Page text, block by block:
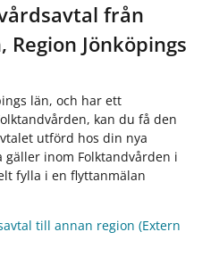
från
Jönköpings
län, och har ett
kan du få den
utförd hos din nya
inom Folktandvården i
fylla i en flyttanmälan
till annan region (Extern